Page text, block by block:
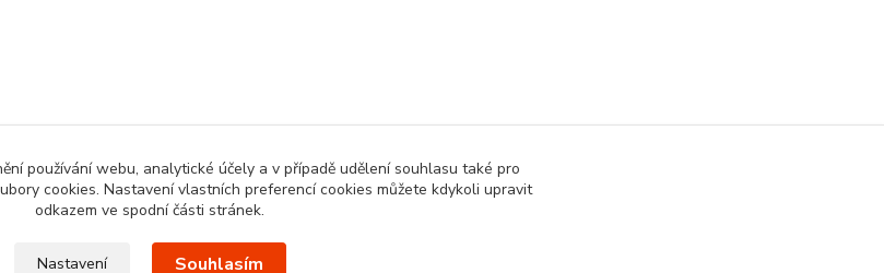
používání webu, analytické účely a v případě udělení souhlasu také pro
cookies. Nastavení vlastních preferencí cookies můžete kdykoli upravit
odkazem ve spodní části stránek.
Nastavení Souhlasím